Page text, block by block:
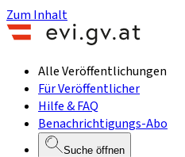
Zum Inhalt
Alle Veröffentlichungen
Für Veröffentlicher
Hilfe & FAQ
Benachrichtigungs-Abo
Suche öffnen